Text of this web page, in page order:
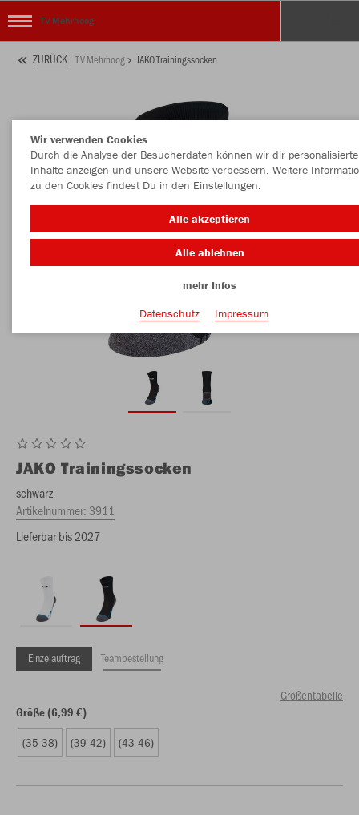
TV Mehrhoog
ZURÜCK TV Mehrhoog JAKO Trainingssocken
JAKO Trainingssocken
schwarz
Artikelnummer:3911
Lieferbar bis 2027
Einzelauftrag Teambestellung
Größentabelle
Größe (6,99 €)
(35-38) (39-42) (43-46)
Wir verwenden Cookies
Durch die Analyse der Besucherdaten können wir dir personalisierte
Inhalte anzeigen und unsere Website verbessern. Weitere
zu den Cookies findest Du in den Einstellungen.
Alle akzeptieren
Alle ablehnen
mehr Infos
Datenschutz
Impressum